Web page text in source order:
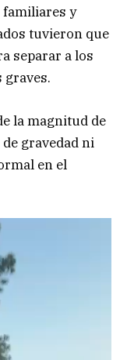
familiares y
tuvieron que
separar a los
graves.
la magnitud de
gravedad ni
en el